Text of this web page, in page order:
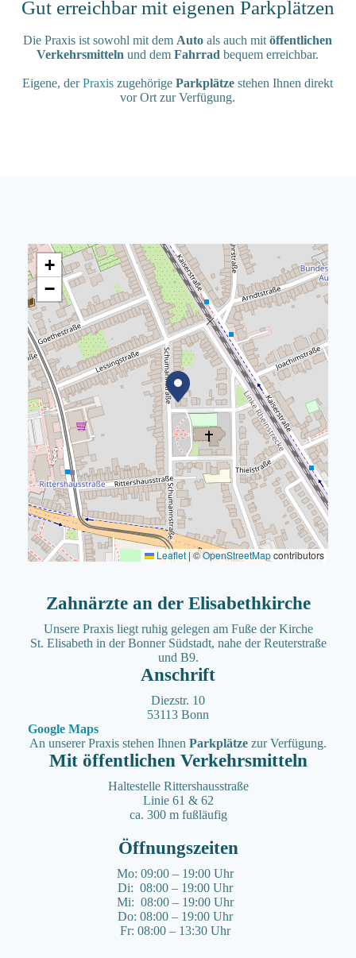
Gut erreichbar mit eigenen Parkplätzen
Die Praxis ist sowohl mit dem Auto als auch mitöffentlichen
Verkehrsmittelnund demFahrrad bequem erreichbar.
Eigene, derPraxis zugehörigeParkplätze stehen Ihnen direkt
vor Ort zur Verfügung.
+
−
Leaflet|©OpenStreetMapcontributors
Zahnärzte an der Elisabeth­kirche
Unsere Praxis liegt ruhig gelegen am Fuße der Kirche
St. Elisabeth in der Bonner Südstadt, nahe der Reuterstraße
und B9.
Anschrift
Diezstr. 10
53113 Bonn
Google Maps
An unserer Praxis stehen Ihnen Parkplätze zur Verfügung.
Mit öffentlichen Verkehrs­mitteln
Haltestelle Rittershausstraße
Linie 61 & 62
ca. 300 m fußläufig
Öffnungs­zeiten
Mo: 09:00 – 19:00 Uhr
Di: 08:00 – 19:00 Uhr
Mi: 08:00 – 19:00 Uhr
Do: 08:00 – 19:00 Uhr
Fr: 08:00 – 13:30 Uhr